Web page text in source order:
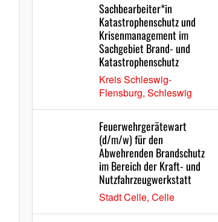
Sachbearbeiter*in
Katastrophenschutz und
Krisenmanagement im
Sachgebiet Brand- und
Katastrophenschutz
Kreis Schleswig-
Flensburg, Schleswig
Feuerwehrgerätewart
(d/m/w) für den
Abwehrenden Brandschutz
im Bereich der Kraft- und
Nutzfahrzeugwerkstatt
Stadt Celle, Celle